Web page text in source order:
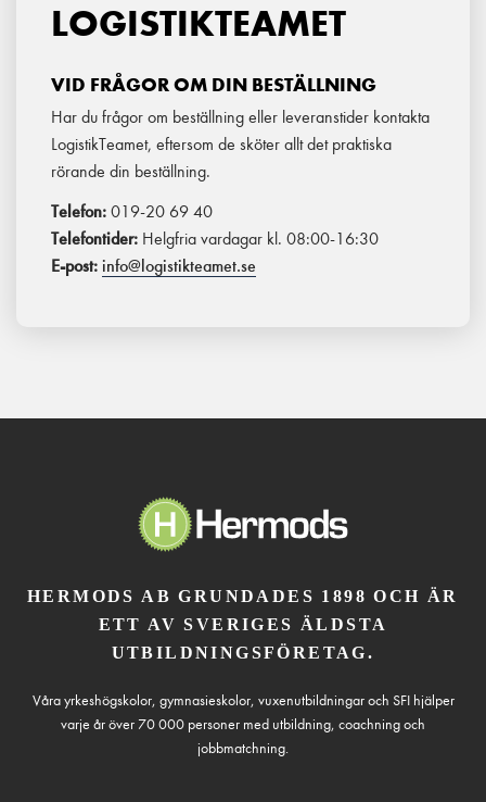
LOGISTIKTEAMET
VID FRÅGOR OM DIN BESTÄLLNING
Har du frågor om beställning eller leveranstider kontakta
LogistikTeamet, eftersom de sköter allt det praktiska
rörande din beställning.
Telefon: 019-20 69 40
Telefontider: Helgfria vardagar kl. 08:00-16:30
E-post: info@logistikteamet.se
HERMODS AB GRUNDADES 1898 OCH ÄR
ETT AV SVERIGES ÄLDSTA
UTBILDNINGSFÖRETAG.
Våra yrkeshögskolor, gymnasieskolor, vuxenutbildningar och SFI hjälper
varje år över 70 000 personer med utbildning, coachning och
jobbmatchning.